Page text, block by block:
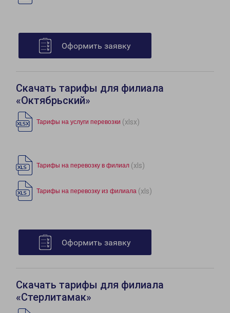
Оформить заявку
Скачать тарифы для филиала
«Октябрьский»
Тарифы на услуги перевозки (xlsx)
Тарифы на перевозку в филиал (xls)
Тарифы на перевозку из филиала (xls)
Оформить заявку
Скачать тарифы для филиала
«Стерлитамак»